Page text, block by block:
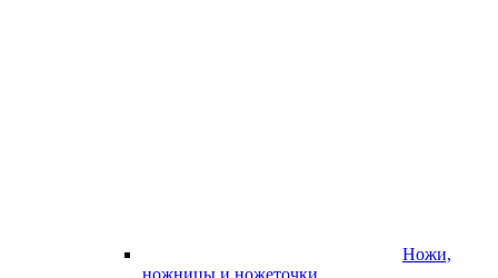
Ножи,
ножницы и ножеточки